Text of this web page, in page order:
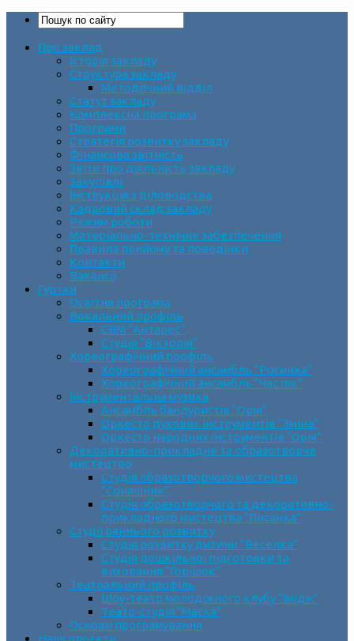
Про заклад
Історія закладу
Структура закладу
Методичний відділ
Статут закладу
Комплексна програма
Програми
Стратегія розвитку закладу
Фінансова звітність
Звіти про діяльність закладу
Закупівлі
Інструкція з діловодства
Кадровий склад закладу
Режим роботи
Матеріально-технічне забезпечення
Правила прийому та поведінки
Контакти
Вакансії
Гуртки
Освітня програма
Вокальний профіль
СВМ “Антарес”
Студія “Вікторія”
Хореографічний профіль
Хореографічний ансамбль “Росинка”
Хореографічний ансамбль “Час пік”
Інструментальна музика
Ансамбль бандуристів “Орія”
Оркестр духових інструментів “Зміна”
Оркестр народних інструментів “Орія”
Декоративно-прикладне та образотворче
мистецтво
Cтудія образотворчого мистецтва
“Соняшник”
Студія образотворчого та декоративно-
прикладного мистецтва “Писанка”
Студії раннього розвитку
Студія розвитку дитини “Веселка”
Студія дошкільної підготовки та
виховання “Горішок”
Театральний профіль
Шоу-театр молодіжного клубу “Імідж”
Театр-студія “Маска”
Основи програмування
Наші проєкти